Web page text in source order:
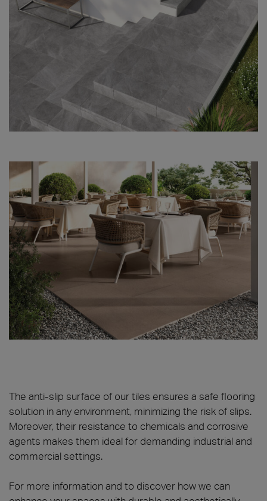
The anti-slip surface of our tiles ensures a safe flooring
solution in any environment, minimizing the risk of slips.
Moreover, their resistance to chemicals and corrosive
agents makes them ideal for demanding industrial and
commercial settings.
For more information and to discover how we can